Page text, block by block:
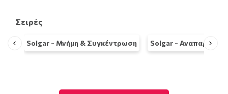
Σειρές
Solgar - Μνήμη & Συγκέντρωση Solgar -